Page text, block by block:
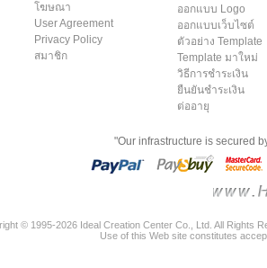
โฆษณา
User Agreement
Privacy Policy
สมาชิก
ออกแบบ Logo
ออกแบบเว็บไซต์
ตัวอย่าง Template
Template มาใหม่
วิธีการชำระเงิน
ยืนยันชำระเงิน
ต่ออายุ
"Our infrastructure is secured
© 1995-2026 Ideal Creation Center Co., Ltd. All Rights
Use of this Web site constitutes